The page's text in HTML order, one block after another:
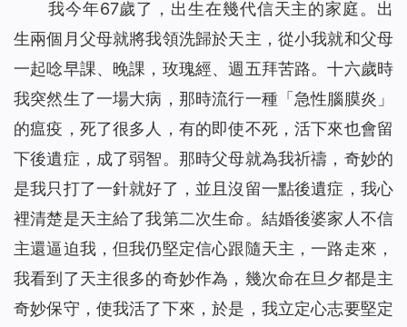
我今年67歲了，出生在幾代信天主的家庭。出
生兩個月父母就將我領洗歸於天主，從小我就和父母
一起唸早課、晚課，玫瑰經、週五拜苦路。十六歲時
我突然生了一場大病，那時流行一種「急性腦膜炎」
的瘟疫，死了很多人，有的即使不死，活下來也會留
下後遺症，成了弱智。那時父母就為我祈禱，奇妙的
是我只打了一針就好了，並且沒留一點後遺症，我心
裡清楚是天主給了我第二次生命。結婚後婆家人不信
主還逼迫我，但我仍堅定信心跟隨天主，一路走來，
我看到了天主很多的奇妙作為，幾次命在旦夕都是主
奇妙保守，使我活了下來，於是，我立定心志要堅定